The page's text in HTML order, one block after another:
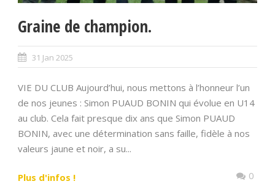
Graine de champion.
31 Jan 2025
VIE DU CLUB Aujourd’hui, nous mettons à l’honneur l’un
de nos jeunes : Simon PUAUD BONIN qui évolue en U14
au club. Cela fait presque dix ans que Simon PUAUD
BONIN, avec une détermination sans faille, fidèle à nos
valeurs jaune et noir, a su...
Plus d'infos ! 0